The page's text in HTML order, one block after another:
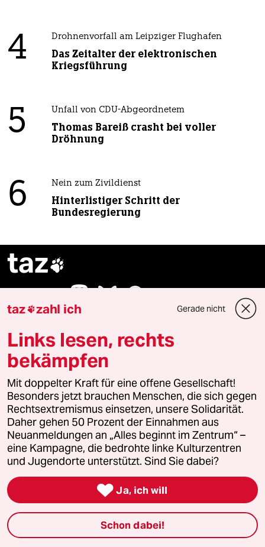
4 Drohnenvorfall am Leipziger Flughafen
Das Zeitalter der elektronischen
Kriegsführung
5 Unfall von CDU-Abgeordnetem
Thomas Bareiß crasht bei voller
Dröhnung
6 Nein zum Zivildienst
Hinterlistiger Schritt der
Bundesregierung
taz
Ressorts
Politik
Öko
Gesellschaft
Kultur
Sport
Berlin
taz zahl ich Gerade nicht
Links lesen, rechts
bekämpfen
Mit doppelter Kraft für eine offene Gesellschaft!
Besonders jetzt brauchen Menschen, die sich gegen
Rechtsextremismus einsetzen, unsere Solidarität.
Daher gehen 50 Prozent der Einnahmen aus
Neuanmeldungen an „Alles beginnt im Zentrum“ –
eine Kampagne, die bedrohte linke Kulturzentren
und Jugendorte unterstützt. Sind Sie dabei?
 Ja, ich will
Schon dabei!